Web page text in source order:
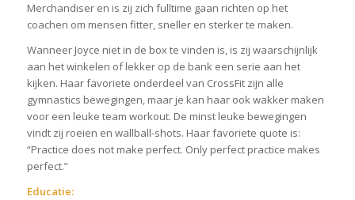
Merchandiser en is zij zich fulltime gaan richten op het
coachen om mensen fitter, sneller en sterker te maken.
Wanneer Joyce niet in de box te vinden is, is zij waarschijnlijk
aan het winkelen of lekker op de bank een serie aan het
kijken. Haar favoriete onderdeel van CrossFit zijn alle
gymnastics bewegingen, maar je kan haar ook wakker maken
voor een leuke team workout. De minst leuke bewegingen
vindt zij roeien en wallball-shots. Haar favoriete quote is:
“Practice does not make perfect. Only perfect practice makes
perfect.”
Educatie: